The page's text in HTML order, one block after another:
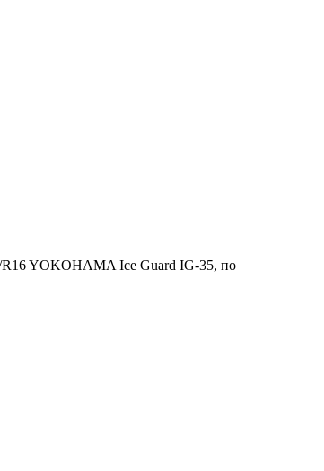
R16 YOKOHAMA Ice Guard IG-35, по